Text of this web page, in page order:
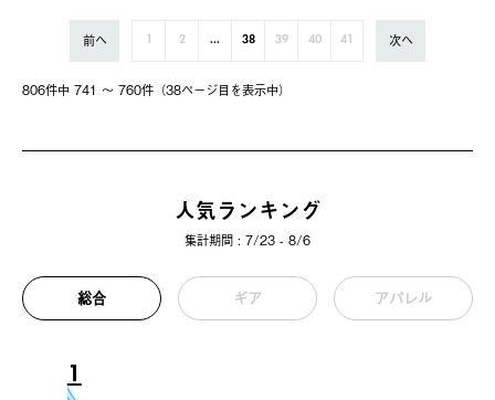
806件中 741 〜 760件（38ページ⽬を表⽰中）
前へ 1 2 ... 38 39 40 41 次へ
人気ランキング
集計期間 : 7/23 - 8/6
総合 ギア アパレル
1